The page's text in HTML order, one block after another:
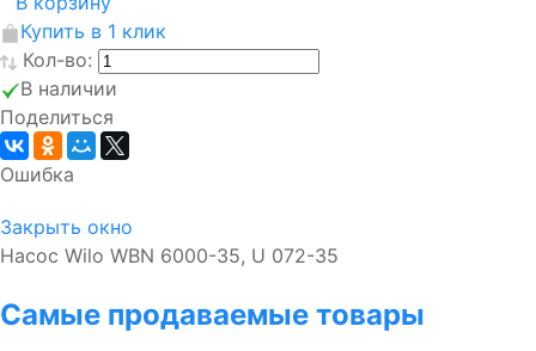
Купить в 1 клик
Кол-во:
В наличии
Поделиться
Ошибка
Закрыть окно
Насос Wilo WBN 6000-35, U 072-35
Самые продаваемые товары